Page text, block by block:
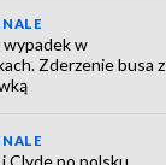
wypadek w
Zderzenie busa z
Clyde po polsku.